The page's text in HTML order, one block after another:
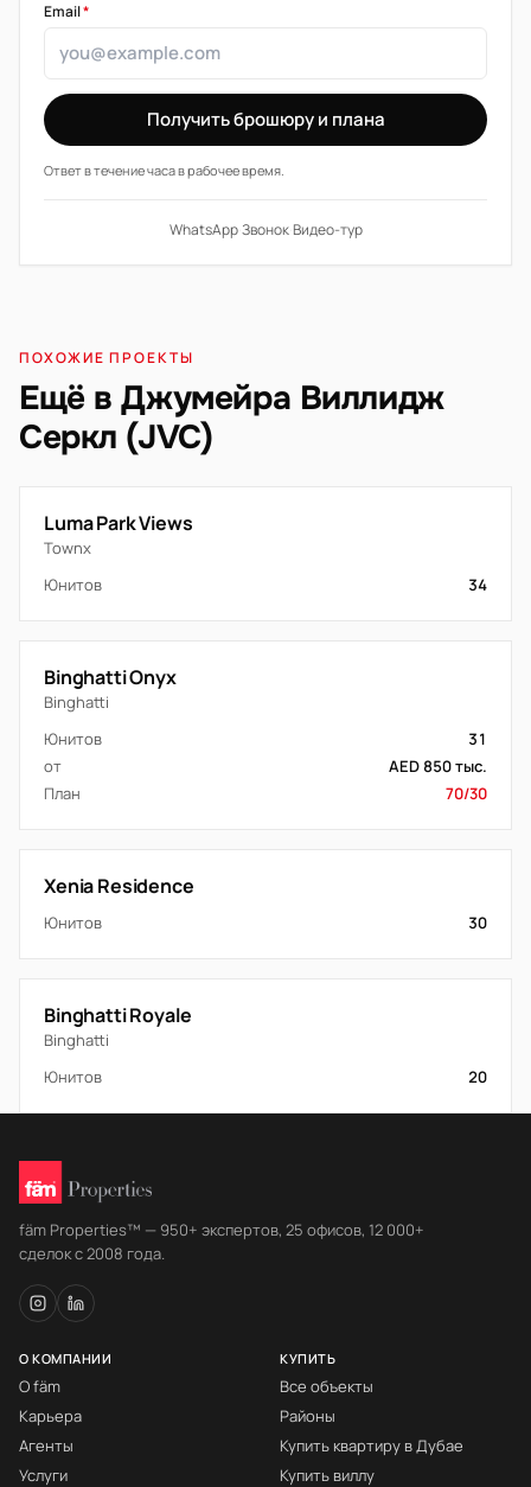
Email*
Получить брошюру и плана
Ответ в течение часа в рабочее время.
WhatsApp·Звонок·Видео-тур
ПОХОЖИЕ ПРОЕКТЫ
Ещё в Джумейра Виллидж
Серкл (JVC)
Luma Park Views
Townx
Юнитов
34
Binghatti Onyx
Binghatti
Юнитов
31
от
AED 850 тыс.
План
70/30
Xenia Residence
Юнитов 30
Binghatti Royale
Binghatti
Юнитов
20
fäm Properties™ — 950+ экспертов, 25 офисов, 12 000+
сделок с 2008 года.
О КОМПАНИИ
О fäm
Карьера
Агенты
Услуги
КУПИТЬ
Все объекты
Районы
Купить квартиру в Дубае
Купить виллу